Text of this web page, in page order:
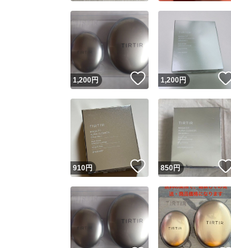
1,200円 いいね！
1,200円
910円 いいね！
850円